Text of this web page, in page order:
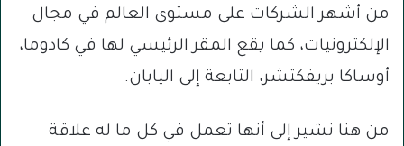
من أشهر الشركات على مستوى العالم في مجال
الإلكترونيات، كما يقع المقر الرئيسي لها في كادوما،
أوساكا بريفكتشر، التابعة إلى اليابان.
من هنا نشير إلى أنها تعمل في كل ما له علاقة